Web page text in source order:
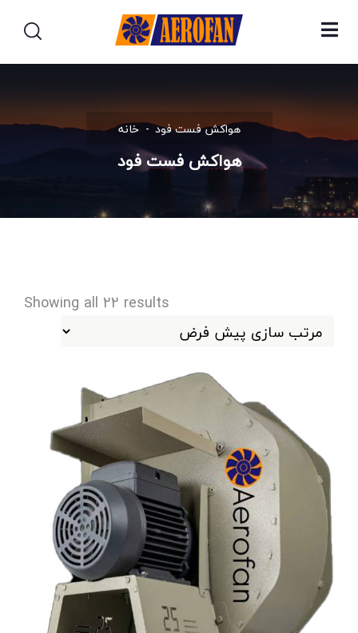
خانه هواکش فست فود
هواکش فست فود
Showing all 22 results